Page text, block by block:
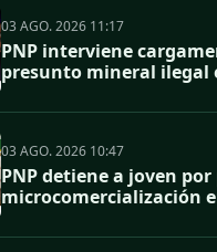
03 AGO. 2026 11:17
PNP interviene
presunto mineral ilegal
03 AGO. 2026 10:47
PNP detiene a joven
microcomercialización